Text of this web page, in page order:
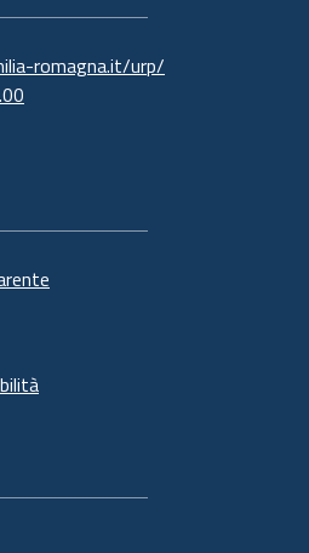
romagna.it/urp/